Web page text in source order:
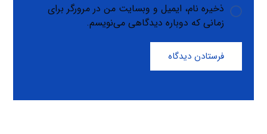
ذخیره نام، ایمیل و وبسایت من در مرورگر برای
زمانی که دوباره دیدگاهی می‌نویسم.
فرستادن دیدگاه